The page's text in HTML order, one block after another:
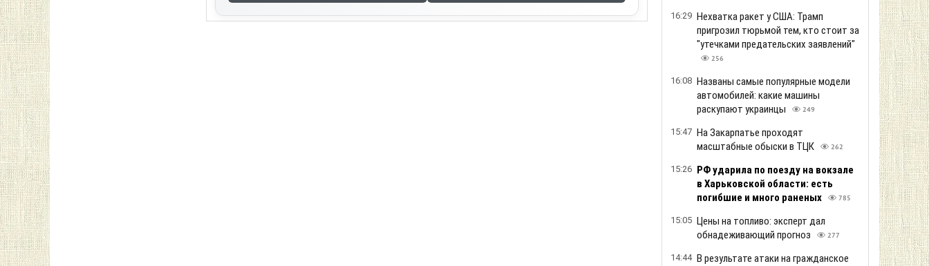
16:29 Нехватка ракет у США: Трамп
пригрозил тюрьмой тем, кто стоит за
"утечками предательских заявлений"
256
16:08 Названы самые популярные модели
автомобилей: какие машины
раскупают украинцы
249
15:47 На Закарпатье проходят
масштабные обыски в ТЦК
262
15:26 РФ ударила по поезду на вокзале
в Харьковской области: есть
погибшие и много раненых
785
15:05 Цены на топливо: эксперт дал
обнадеживающий прогноз
277
14:44 В результате атаки на гражданское